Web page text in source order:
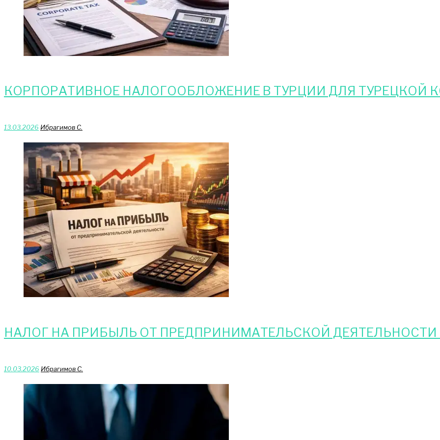
КОРПОРАТИВНОЕ НАЛОГООБЛОЖЕНИЕ В ТУРЦИИ ДЛЯ ТУРЕЦКОЙ
13.03.2026 Ибрагимов С.
НАЛОГ НА ПРИБЫЛЬ ОТ ПРЕДПРИНИМАТЕЛЬСКОЙ ДЕЯТЕЛЬНОСТИ
10.03.2026 Ибрагимов С.